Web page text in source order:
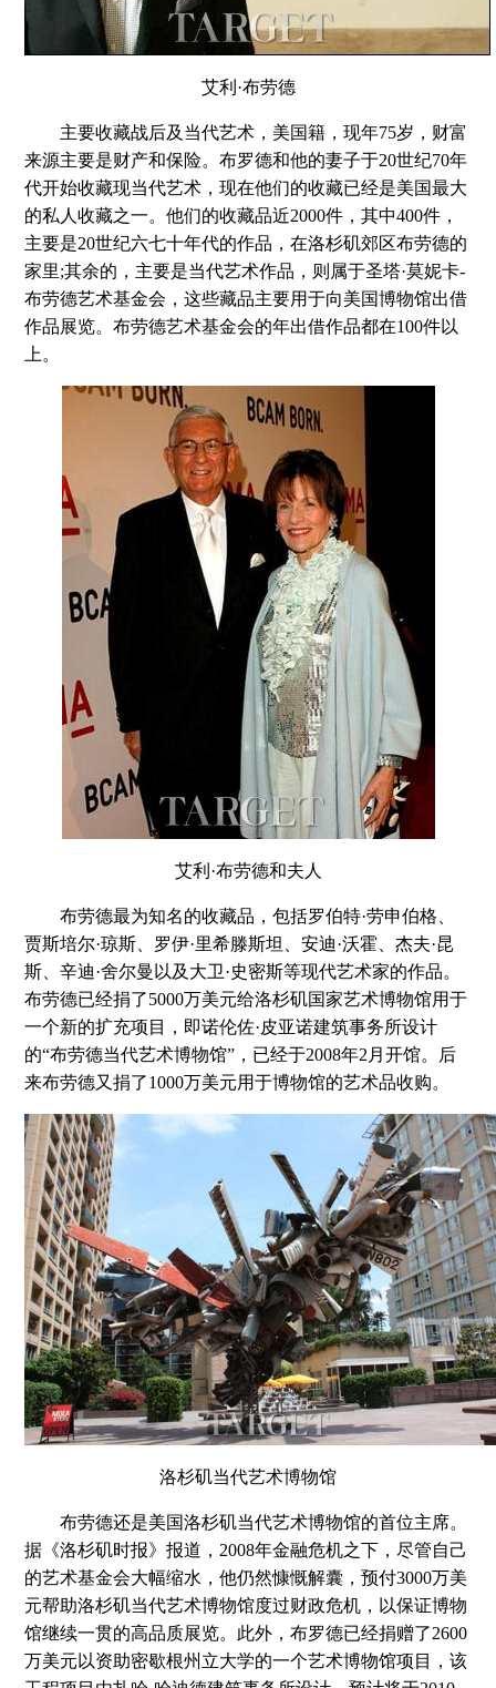
艾利·布劳德
主要收藏战后及当代艺术，美国籍，现年75岁，财富
来源主要是财产和保险。布罗德和他的妻子于20世纪70年
代开始收藏现当代艺术，现在他们的收藏已经是美国最大
的私人收藏之一。他们的收藏品近2000件，其中400件，
主要是20世纪六七十年代的作品，在洛杉矶郊区布劳德的
家里;其余的，主要是当代艺术作品，则属于圣塔·莫妮卡-
布劳德艺术基金会，这些藏品主要用于向美国博物馆出借
作品展览。布劳德艺术基金会的年出借作品都在100件以
上。
艾利·布劳德和夫人
布劳德最为知名的收藏品，包括罗伯特·劳申伯格、
贾斯培尔·琼斯、罗伊·里希滕斯坦、安迪·沃霍、杰夫·昆
斯、辛迪·舍尔曼以及大卫·史密斯等现代艺术家的作品。
布劳德已经捐了5000万美元给洛杉矶国家艺术博物馆用于
一个新的扩充项目，即诺伦佐·皮亚诺建筑事务所设计
的“布劳德当代艺术博物馆”，已经于2008年2月开馆。后
来布劳德又捐了1000万美元用于博物馆的艺术品收购。
洛杉矶当代艺术博物馆
布劳德还是美国洛杉矶当代艺术博物馆的首位主席。
据《洛杉矶时报》报道，2008年金融危机之下，尽管自己
的艺术基金会大幅缩水，他仍然慷慨解囊，预付3000万美
元帮助洛杉矶当代艺术博物馆度过财政危机，以保证博物
馆继续一贯的高品质展览。此外，布罗德已经捐赠了2600
万美元以资助密歇根州立大学的一个艺术博物馆项目，该